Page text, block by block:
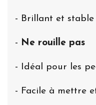
- Brillant et stable
- Ne rouille pas
- Idéal pour les
- Facile à mettre